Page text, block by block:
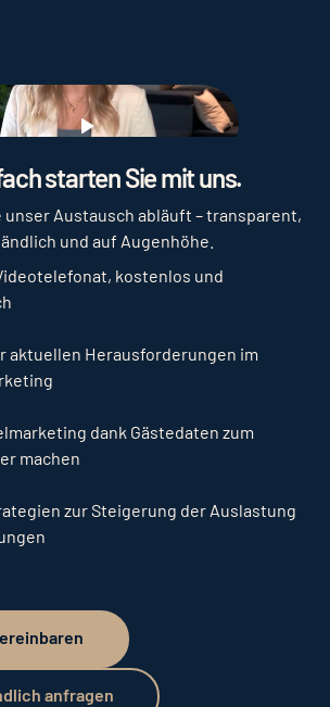
Play
starten Sie mit uns.
unser Austausch abläuft – transparent,
und auf Augenhöhe.
kostenlos und
aktuellen Herausforderungen im
dank Gästedaten zum
machen
zur Steigerung der Auslastung
anfragen